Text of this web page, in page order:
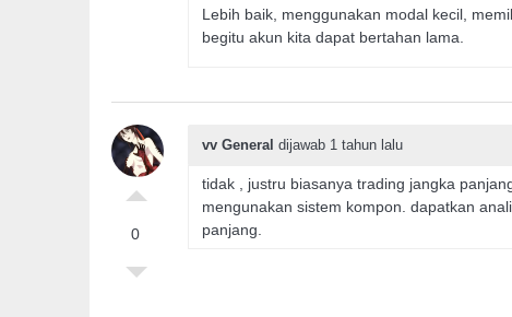
Lebih baik, menggunakan modal kecil,
begitu akun kita dapat bertahan lama.
0
vv General dijawab 1 tahun lalu
tidak , justru biasanya trading jangka
mengunakan sistem kompon. dapatkan
panjang.